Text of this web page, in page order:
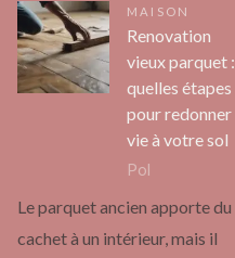
MAISON
Renovation
vieux parquet :
quelles étapes
pour redonner
vie à votre sol
Pol
Le parquet ancien apporte du
cachet à un intérieur, mais il